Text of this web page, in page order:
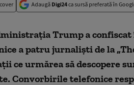
Adaugă Digi24ca sursă preferată în
Trump a confiscat
a patru jurnaliști de la
ce urmărea să descopere
Convorbirile telefonice